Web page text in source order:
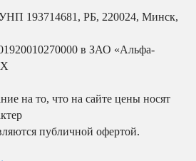
193714681, РБ, 220024, Минск,
в ЗАО «Альфа-
на то, что на сайте цены носят
публичной офертой.